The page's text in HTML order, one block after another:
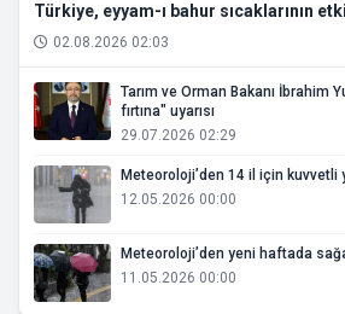
Türkiye, eyyam-ı bahur sıcaklarının
02.08.2026 02:03
Tarım ve Orman Bakanı İbrahim
fırtına" uyarısı
29.07.2026 02:29
Meteoroloji’den 14 il için kuvvetli
12.05.2026 00:00
Meteoroloji’den yeni haftada
11.05.2026 00:00